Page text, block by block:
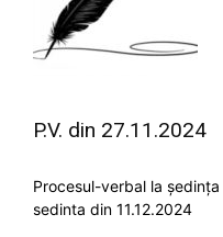
P.V. din 27.11.2024
Procesul-verbal la
sedinta din 11.12.2024